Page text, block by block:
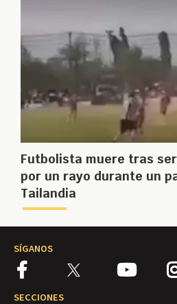
Futbolista muere tras
por un rayo durante un
Tailandia
SÍGANOS
SECCIONES